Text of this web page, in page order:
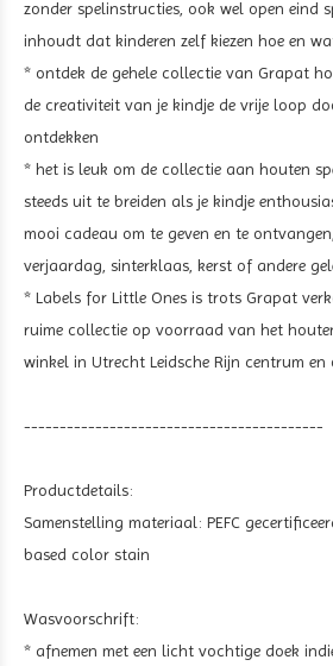
zonder spelinstructies, ook wel open eind
inhoudt dat kinderen zelf kiezen hoe en
* ontdek de gehele collectie van Grapat
de creativiteit van je kindje de vrije loop
ontdekken
* het is leuk om de collectie aan houten
steeds uit te breiden als je kindje
mooi cadeau om te geven en te
verjaardag, sinterklaas, kerst of andere
* Labels for Little Ones is trots Grapat
ruime collectie op voorraad van het
winkel in Utrecht Leidsche Rijn centrum
------------------------------------------
Productdetails:
Samenstelling materiaal: PEFC
based color stain
Wasvoorschrift:
* afnemen met een licht vochtige doek